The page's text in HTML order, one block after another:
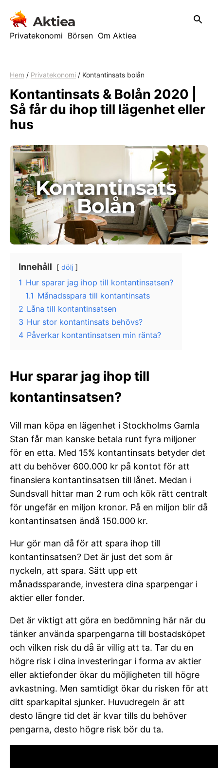
innehåll
Privatekonomi Börsen Om Aktiea
Hem / Privatekonomi / Kontantinsats bolån
Kontantinsats & Bolån 2020 |
Så får du ihop till lägenhet eller
hus
Innehåll dölj
1 Hur sparar jag ihop till kontantinsatsen?
1.1 Månadsspara till kontantinsats
2 Låna till kontantinsatsen
3 Hur stor kontantinsats behövs?
4 Påverkar kontantinsatsen min ränta?
Hur sparar jag ihop till
kontantinsatsen?
Vill man köpa en lägenhet i Stockholms Gamla
Stan får man kanske betala runt fyra miljoner
för en etta. Med 15% kontantinsats betyder det
att du behöver 600.000 kr på kontot för att
finansiera kontantinsatsen till lånet. Medan i
Sundsvall hittar man 2 rum och kök rätt centralt
för ungefär en miljon kronor. På en miljon blir då
kontantinsatsen ändå 150.000 kr.
Hur gör man då för att spara ihop till
kontantinsatsen? Det är just det som är
nyckeln, att spara. Sätt upp ett
månadssparande, investera dina sparpengar i
aktier eller fonder.
Det är viktigt att göra en bedömning här när du
tänker använda sparpengarna till bostadsköpet
och vilken risk du då är villig att ta. Tar du en
högre risk i dina investeringar i forma av aktier
eller aktiefonder ökar du möjligheten till högre
avkastning. Men samtidigt ökar du risken för att
ditt sparkapital sjunker. Huvudregeln är att
desto längre tid det är kvar tills du behöver
pengarna, desto högre risk bör du ta.